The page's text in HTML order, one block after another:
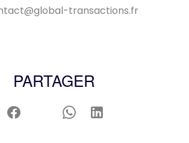
transactions.fr
PARTAGER